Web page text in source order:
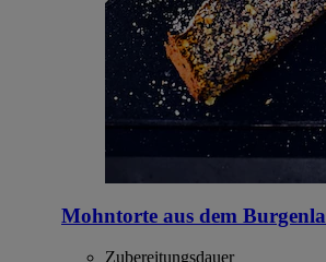
Mohntorte aus dem
Zubereitungsdauer